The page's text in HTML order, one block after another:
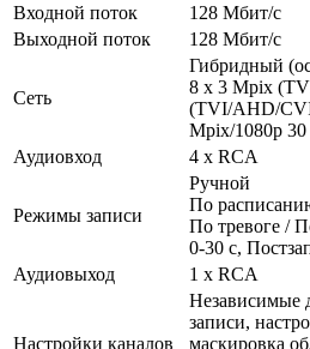
Входной поток
128 Мбит/с
Выходной поток
128 Мбит/с
Сеть
Гибридный
8 х 3 Mpix
(TVI/AHD/
Mpix/1080р 30
Аудиовход
4 x RCA
Режимы записи
Ручной
По
По тревоге /
0-30 с,
Аудиовыход
1 x RCA
Настройки каналов
Независимые
записи,
маскировка